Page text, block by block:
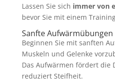
Lassen Sie sich immer von
bevor Sie mit einem
Sanfte Aufwärmübungen
Beginnen Sie mit sanften
Muskeln und Gelenke
Das Aufwärmen fördert die
reduziert Steifheit.